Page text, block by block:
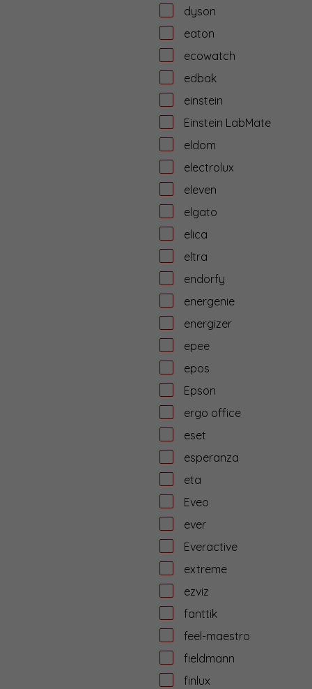
dyson
eaton
ecowatch
edbak
einstein
Einstein LabMate
eldom
electrolux
eleven
elgato
elica
eltra
endorfy
energenie
energizer
epee
epos
Epson
ergo office
eset
esperanza
eta
Eveo
ever
Everactive
extreme
ezviz
fanttik
feel-maestro
fieldmann
finlux